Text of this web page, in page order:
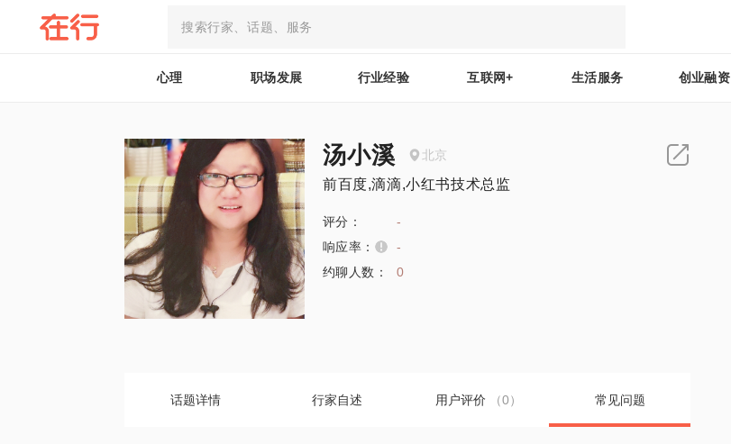
心理 职场发展 行业经验 互联网+ 生活服务 创业融资
汤小溪 北京
前百度,滴滴,小红书技术总监
评分：
-
响应率：
-
约聊人数：
0
话题详情 行家自述 用户评价 （0） 常见问题